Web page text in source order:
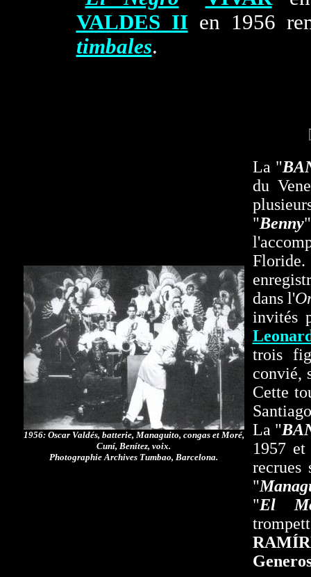
VALDES II en 1956
timbales.
1956: Oscar Valdés, batterie, Managuito, congas et Moré,
Cuní, Benítez, voix.
Photographie Archives Tumbao, Barcelona.
La "
du
"Benny
dans l'
invités
trois
convié,
Cette
La "
1957
"
"El